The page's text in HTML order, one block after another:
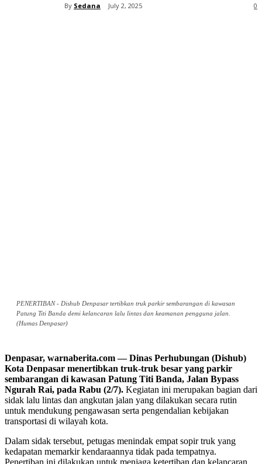
By Sedana July 2, 2025 0
PENERTIBAN - Dishub Denpasar tertibkan truk parkir sembarangan di kawasan
Patung Titi Banda demi kelancaran lalu lintas dan keamanan pengguna jalan.
(Humas Denpasar)
Denpasar, warnaberita.com — Dinas Perhubungan (Dishub)
Kota Denpasar menertibkan truk-truk besar yang parkir
sembarangan di kawasan Patung Titi Banda, Jalan Bypass
Ngurah Rai, pada Rabu (2/7). Kegiatan ini merupakan bagian dari
sidak lalu lintas dan angkutan jalan yang dilakukan secara rutin
untuk mendukung pengawasan serta pengendalian kebijakan
transportasi di wilayah kota.
Dalam sidak tersebut, petugas menindak empat sopir truk yang
kedapatan memarkir kendaraannya tidak pada tempatnya.
Penertiban ini dilakukan untuk menjaga ketertiban dan kelancaran